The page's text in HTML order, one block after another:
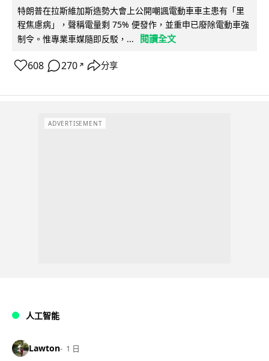
特朗普在拉斯維加斯造勢大會上公開嘲諷電動車車主患有「里
程焦慮病」，聲稱電量剩 75% 便發作，並重申已廢除電動車強
制令。惟專業車媒隨即反駁，...
閱讀全文
608 270 ↗ 分享
ADVERTISEMENT
人工智能
Lawton 1 日